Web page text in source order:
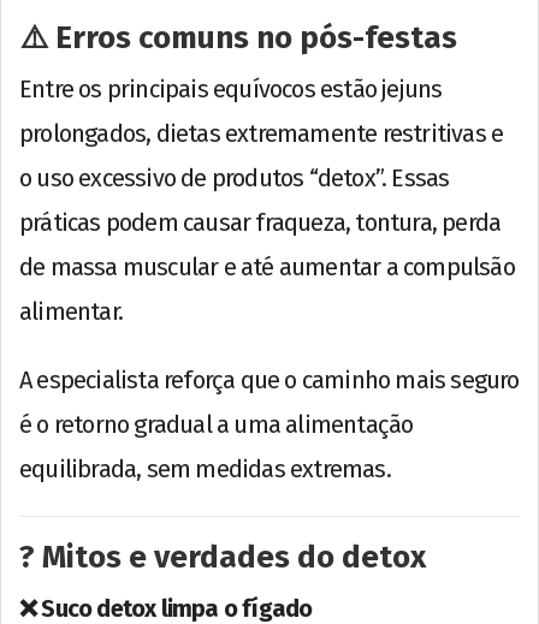
⚠️ Erros comuns no pós-festas
Entre os principais equívocos estão jejuns
prolongados, dietas extremamente restritivas e
o uso excessivo de produtos “detox”. Essas
práticas podem causar fraqueza, tontura, perda
de massa muscular e até aumentar a compulsão
alimentar.
A especialista reforça que o caminho mais seguro
é o retorno gradual a uma alimentação
equilibrada, sem medidas extremas.
? Mitos e verdades do detox
❌ Suco detox limpa o fígado